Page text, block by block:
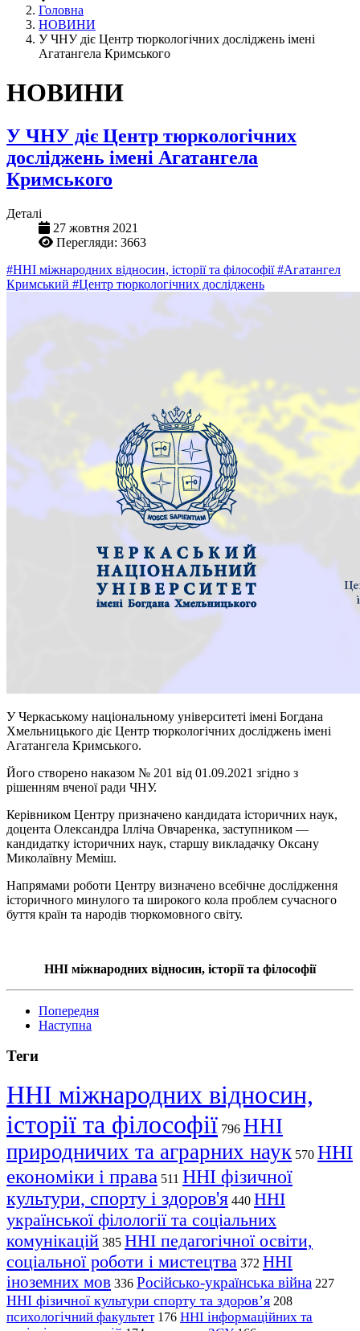
Головна
НОВИНИ
У ЧНУ діє Центр тюркологічних досліджень імені
Агатангела Кримського
НОВИНИ
У ЧНУ діє Центр тюркологічних
досліджень імені Агатангела
Кримського
Деталі
27 жовтня 2021
Перегляди: 3663
#ННІ міжнародних відносин, історії та філософії#Агатангел
Кримський #Центр тюркологічних досліджень
У Черкаському національному університеті імені Богдана
Хмельницького діє Центр тюркологічних досліджень імені
Агатангела Кримського.
Його створено наказом № 201 від 01.09.2021 згідно з
рішенням вченої ради ЧНУ.
Керівником Центру призначено кандидата історичних наук,
доцента Олександра Ілліча Овчаренка, заступником —
кандидатку історичних наук, старшу викладачку Оксану
Миколаївну Меміш.
Напрямами роботи Центру визначено всебічне дослідження
історичного минулого та широкого кола проблем сучасного
буття країн та народів тюркомовного світу.
ННІ міжнародних відносин, історії та філософії
Попередня
Наступна
Теги
ННІ міжнародних відносин,
історії та філософії 796 ННІ
природничих та аграрних наук 570 ННІ
економіки і права 511 ННІ фізичної
культури, спорту і здоров'я 440 ННІ
української філології та соціальних
комунікацій 385 ННІ педагогічної освіти,
соціальної роботи і мистецтва 372 ННІ
іноземних мов 336 Російсько-українська війна 227
ННІ фізичної культури спорту та здоров’я 208
психологічний факультет 176 ННІ інформаційних та